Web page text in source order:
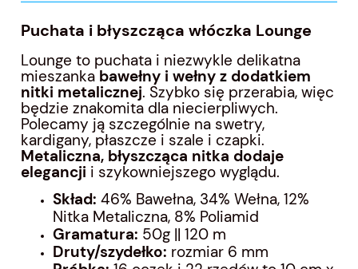
Puchata i błyszcząca włóczka Lounge
Lounge to puchata i niezwykle delikatna
mieszanka bawełny i wełny z dodatkiem
nitki metalicznej. Szybko się przerabia, więc
będzie znakomita dla niecierpliwych.
Polecamy ją szczególnie na swetry,
kardigany, płaszcze i szale i czapki.
Metaliczna, błyszcząca nitka dodaje
elegancji i szykowniejszego wyglądu.
Skład: 46% Bawełna, 34% Wełna, 12%
Nitka Metaliczna, 8% Poliamid
Gramatura: 50g || 120 m
Druty/szydełko: rozmiar 6 mm